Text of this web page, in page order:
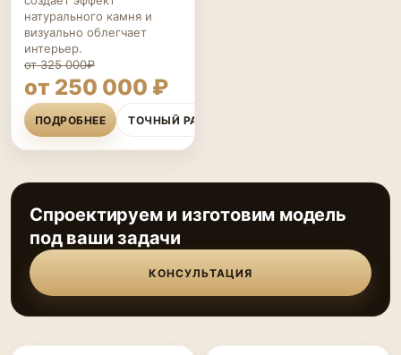
натурального камня и
визуально облегчает
интерьер.
от 325 000₽
от 250 000 ₽
ПОДРОБНЕЕ ТОЧНЫЙ РАСЧЁТ
Спроектируем и изготовим модель
под ваши задачи
КОНСУЛЬТАЦИЯ